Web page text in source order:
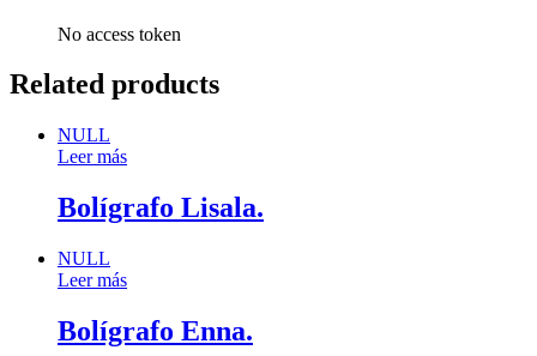
No access token
Related products
NULL
Leer más
Bolígrafo Lisala.
NULL
Leer más
Bolígrafo Enna.